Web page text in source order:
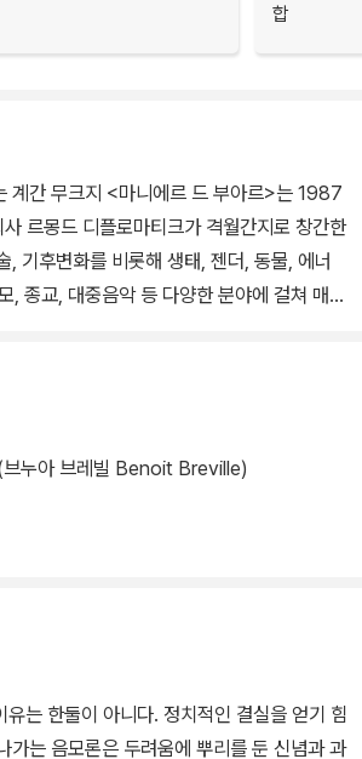
합
계간 무크지 <마니에르 드 부아르>는 1987
르몽드 디플로마티크가 격월간지로 창간한
, 기후변화를 비롯해 생태, 젠더, 동물, 에너
, 종교, 대중음악 등 다양한 분야에 걸쳐 매호
은 모두 4부, 24편의 글로 이뤄진다. 음모론
적 음모 사건들, 음모론과 권력의 관계, 그리
론에 대한 깊은 성찰의 글이 집중 게재된다.
브누아 브레빌 Benoit Breville)
유는 한둘이 아니다. 정치적인 결실을 얻기 힘
가는 음모론은 두려움에 뿌리를 둔 신념과 과